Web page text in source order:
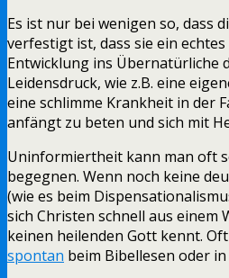
Es ist nur bei wenigen so, dass
verfestigt ist, dass sie ein
Entwicklung ins Übernatürliche
Leidensdruck, wie z.B. eine
eine schlimme Krankheit in der
anfängt zu beten und sich mit
Uninformiertheit kann man oft
begegnen. Wenn noch keine
(wie es beim
sich Christen schnell aus einem
keinen heilenden Gott kennt.
spontan beim Bibellesen oder